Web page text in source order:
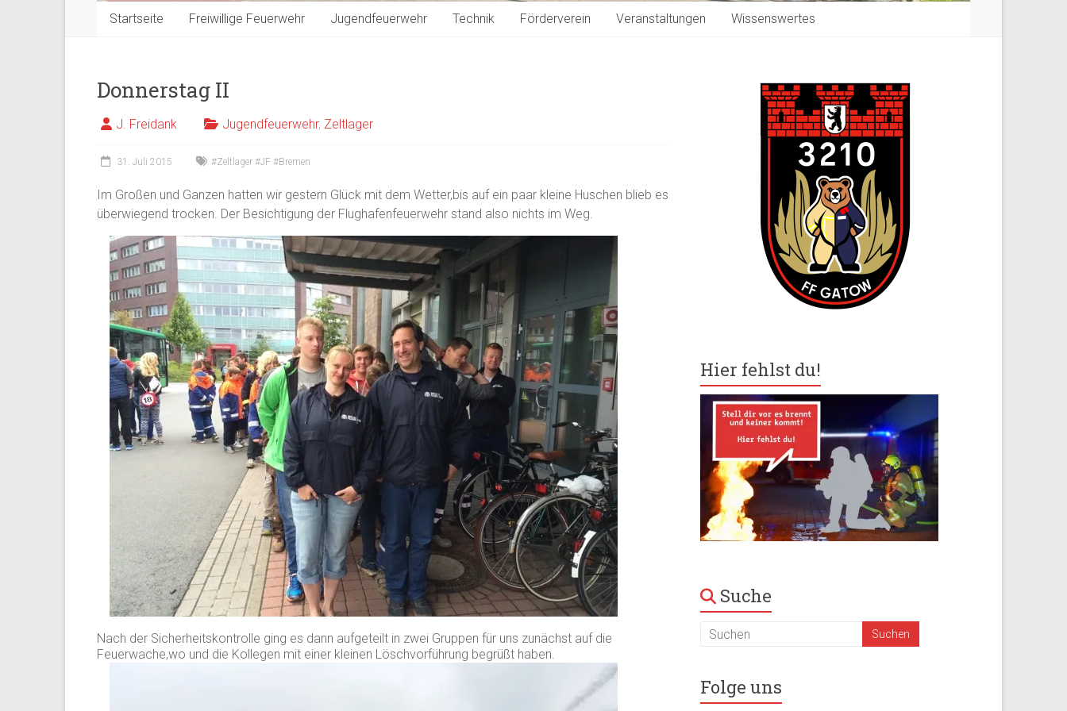
Startseite Freiwillige Feuerwehr Jugendfeuerwehr Technik Förderverein Veranstaltungen Wissenswertes
Donnerstag II
J. Freidank Jugendfeuerwehr, Zeltlager
31. Juli 2015 #Zeltlager #JF #Bremen
Im Großen und Ganzen hatten wir gestern Glück mit dem Wetter,bis auf ein paar kleine Huschen blieb es
überwiegend trocken. Der Besichtigung der Flughafenfeuerwehr stand also nichts im Weg.
Nach der Sicherheitskontrolle ging es dann aufgeteilt in zwei Gruppen für uns zunächst auf die
Feuerwache,wo und die Kollegen mit einer kleinen Löschvorführung begrüßt haben.
Hier fehlst du!
Suche
Folge uns